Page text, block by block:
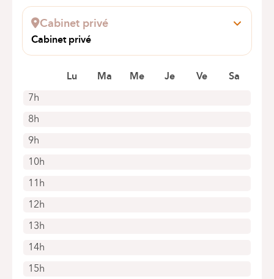
1160 Auderghem
Prendre rendez-vous en ligne
Cabinet privé
Cabinet privé
Zonienwoudlaan 48
7h
8h
9h
10h
11h
12h
13h
14h
15h
Lu Ma Me Je Ve Sa